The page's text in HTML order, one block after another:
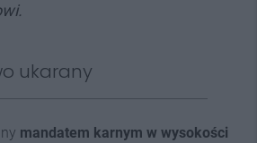
ukarany
mandatem karnym w wysokości